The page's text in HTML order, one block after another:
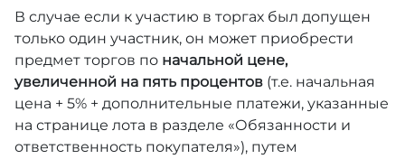
В случае если к участию в торгах был допущен
только один участник, он может приобрести
предмет торгов по начальной цене,
увеличенной на пять процентов (т.е. начальная
цена + 5% + дополнительные платежи, указанные
на странице лота в разделе «Обязанности и
ответственность покупателя»), путем